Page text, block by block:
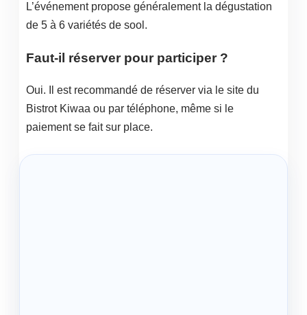
L’événement propose généralement la dégustation
de 5 à 6 variétés de sool.
Faut-il réserver pour participer ?
Oui. Il est recommandé de réserver via le site du
Bistrot Kiwaa ou par téléphone, même si le
paiement se fait sur place.